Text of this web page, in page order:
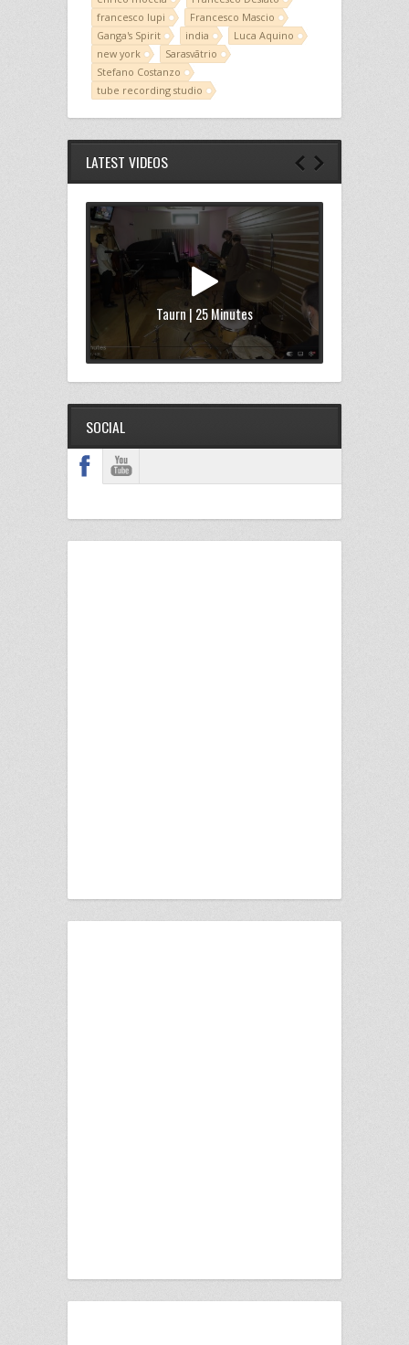
francesco lupi
Francesco Mascio
Ganga's Spirit
india
Luca Aquino
new york
Sarasvātrio
Stefano Costanzo
tube recording studio
LATEST VIDEOS
Taurn | 25 Minutes
SOCIAL